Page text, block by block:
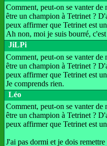
Comment, peut-on se vanter de
être un champion à Tetrinet ?
peux affirmer que Tetrinet est
Ah non, moi je suis bourré,
JiLPi
Comment, peut-on se vanter de
être un champion à Tetrinet ?
peux affirmer que Tetrinet est
Je comprends rien.
Léo
Comment, peut-on se vanter de
être un champion à Tetrinet ?
peux affirmer que Tetrinet est
J'ai pas dormi et je dois